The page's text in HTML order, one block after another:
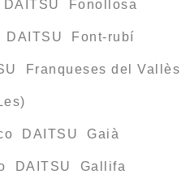
Fonollosa
DAITSU Font-rubí
Franqueses del Vallès
DAITSU Gaià
DAITSU Gallifa